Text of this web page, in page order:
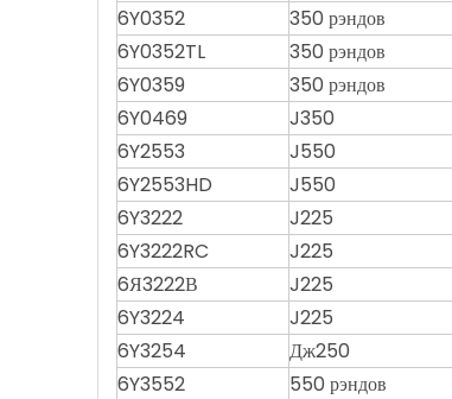
6Y0352
350 рэндов
6Y0352TL
350 рэндов
6Y0359
350 рэндов
6Y0469
J350
6Y2553
J550
6Y2553HD
J550
6Y3222
J225
6Y3222RC
J225
6Я3222В
J225
6Y3224
J225
6Y3254
Дж250
6Y3552
550 рэндов